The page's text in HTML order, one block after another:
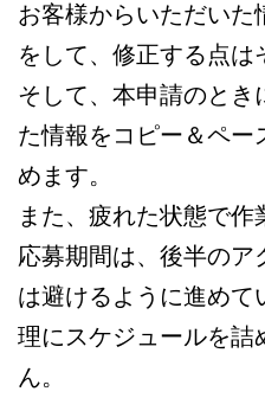
お客様からいただい
をして、修正する点は
そして、本申請のとき
た情報をコピー＆ペー
めます。
また、疲れた状態で作
応募期間は、後半のア
は避けるように進めて
理にスケジュールを詰
ん。